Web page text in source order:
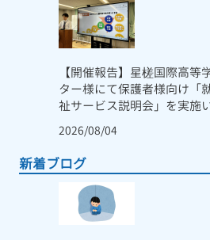
【開催報告】星槎国際高等
ター様にて保護者様向け「
祉サービス説明会」を実施
2026/08/04
新着ブログ